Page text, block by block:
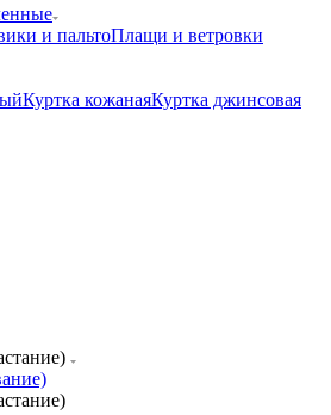
и пальтоПлащи и ветровки
Куртка кожанаяКуртка джинсовая